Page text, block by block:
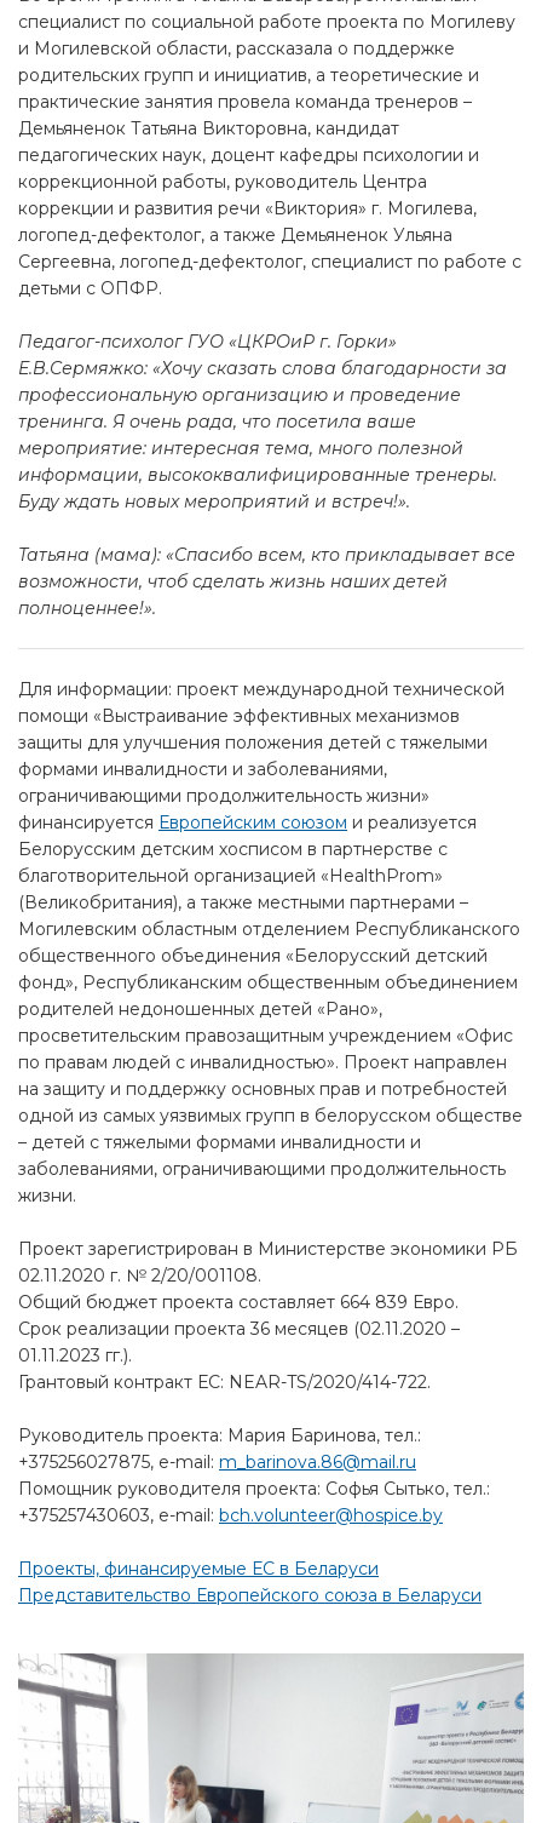
специалист по социальной работе проекта по Могилеву
и Могилевской области, рассказала о поддержке
родительских групп и инициатив, а теоретические и
практические занятия провела команда тренеров –
Демьяненок Татьяна Викторовна, кандидат
педагогических наук, доцент кафедры психологии и
коррекционной работы, руководитель Центра
коррекции и развития речи «Виктория» г. Могилева,
логопед-дефектолог, а также Демьяненок Ульяна
Сергеевна, логопед-дефектолог, специалист по работе с
детьми с ОПФР.
Педагог-психолог ГУО «ЦКРОиР г. Горки»
Е.В.Сермяжко: «Хочу сказать слова благодарности за
профессиональную организацию и проведение
тренинга. Я очень рада, что посетила ваше
мероприятие: интересная тема, много полезной
информации, высококвалифицированные тренеры.
Буду ждать новых мероприятий и встреч!».
Татьяна (мама): «Спасибо всем, кто прикладывает все
возможности, чтоб сделать жизнь наших детей
полноценнее!».
Для информации: проект международной технической
помощи «Выстраивание эффективных механизмов
защиты для улучшения положения детей с тяжелыми
формами инвалидности и заболеваниями,
ограничивающими продолжительность жизни»
финансируется Европейским союзом и реализуется
Белорусским детским хосписом в партнерстве с
благотворительной организацией «HealthProm»
(Великобритания), а также местными партнерами –
Могилевским областным отделением Республиканского
общественного объединения «Белорусский детский
фонд», Республиканским общественным объединением
родителей недоношенных детей «Рано»,
просветительским правозащитным учреждением «Офис
по правам людей с инвалидностью». Проект направлен
на защиту и поддержку основных прав и потребностей
одной из самых уязвимых групп в белорусском обществе
– детей с тяжелыми формами инвалидности и
заболеваниями, ограничивающими продолжительность
жизни.
Проект зарегистрирован в Министерстве экономики РБ
02.11.2020 г. № 2/20/001108.
Общий бюджет проекта составляет 664 839 Евро.
Срок реализации проекта 36 месяцев (02.11.2020 –
01.11.2023 гг.).
Грантовый контракт ЕС: NEAR-TS/2020/414-722.
Руководитель проекта: Мария Баринова, тел.:
+375256027875, e-mail: m_barinova.86@mail.ru
Помощник руководителя проекта: Софья Сытько, тел.:
+375257430603, e-mail: bch.volunteer@hospice.by
Проекты, финансируемые ЕС в Беларуси
Представительство Европейского союза в Беларуси